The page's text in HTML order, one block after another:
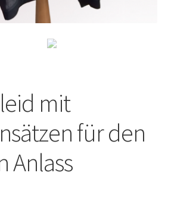
mit
für den
Anlass